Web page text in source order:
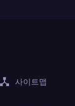
사이트맵